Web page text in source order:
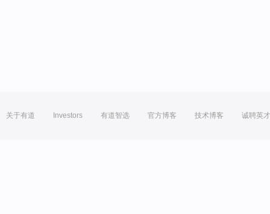
关于有道 Investors 有道智选 官方博客 技术博客 诚聘英才